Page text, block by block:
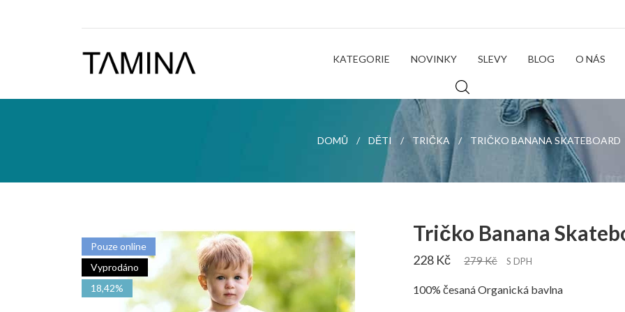
KATEGORIE NOVINKY SLEVY BLOG O NÁS
DOMŮ DĚTI TRIČKA TRIČKO BANANA SKATEBOARD
Pouze online
Vyprodáno
18,42%
Tričko Banana
228 Kč 279 Kč S DPH
100% česaná Organická bavlna